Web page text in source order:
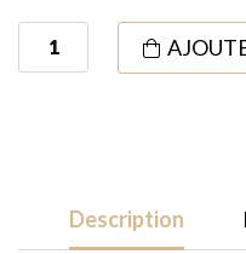
quantité
de
Description